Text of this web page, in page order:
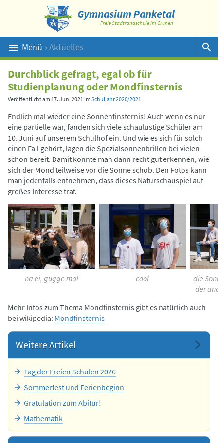
Gymnasium Panketal
Freie Stadtrandschule im Grünen
Menü › Aktuelles
Suche
Durchblick gefragt, egal ob für
Studienplanung oder Mondfinsternis
Veröffentlicht am 17. Juni 2021 im Schuljahr 2020/2021
Endlich mal wieder eine Sonnenfinsternis! Auch wenn es nur
eine partielle war, fanden sich viele schaulustige Schüler am
10. Juni auf unserem Schulhof ein. Und wie es sich für solch
einen Fall gehört, lagen die Spezialsonnenbrillen bei vielen
schon bereit. Damit konnte man dann recht gut erkennen, wie
sich der Mond teilweise vor die Sonne schob. Den Fotos kann
man jedenfalls entnehmen, dass dieses Naturschauspiel auf
großes Interesse traf.
na ei, gugge mol cool
die
der
Mehr Infos zum Thema Mondfinsternis gibt es natürlich auch
bei wikipedia: Mondfinsternis
Weitere Artikel
Tag der Freien Schulen 2026
Sommerfest und Ferienbeginn
Gratulation zum Abitur!
Mathematik